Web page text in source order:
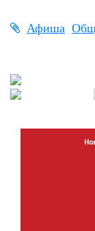
Афиша